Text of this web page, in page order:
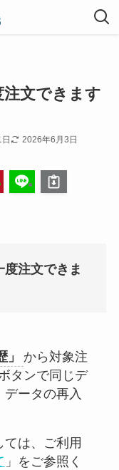
文できます
2026年6月3日
注文できま
」
から対象注
タンで同じデ
ータの再入
は、ご利用
」をご参照く